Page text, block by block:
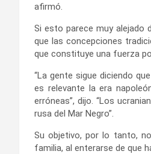
afirmó.
Si esto parece muy alejado
que las concepciones
que constituye una fuerza
“La gente sigue diciendo
es relevante la era
erróneas”, dijo. “Los
rusa del Mar Negro”.
Su objetivo, por lo tanto,
familia, al enterarse de que